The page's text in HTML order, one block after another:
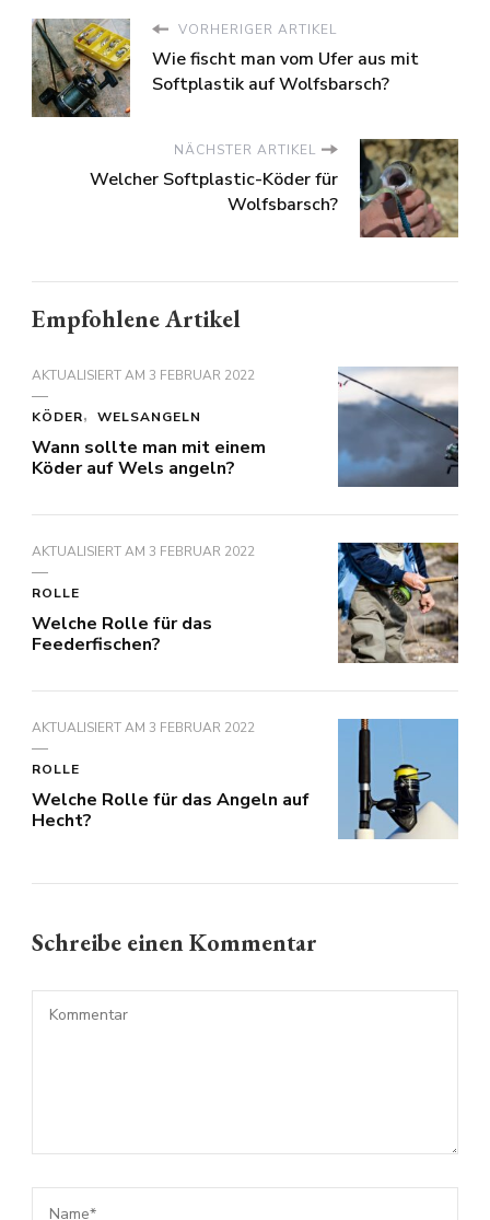
VORHERIGER ARTIKEL
Wie fischt man vom Ufer aus mit
Softplastik auf Wolfsbarsch?
NÄCHSTER ARTIKEL
Welcher Softplastic-Köder für
Wolfsbarsch?
Empfohlene Artikel
AKTUALISIERT AM 3 FEBRUAR 2022
KÖDER WELSANGELN
Wann sollte man mit einem
Köder auf Wels angeln?
AKTUALISIERT AM 3 FEBRUAR 2022
ROLLE
Welche Rolle für das
Feederfischen?
AKTUALISIERT AM 3 FEBRUAR 2022
ROLLE
Welche Rolle für das Angeln auf
Hecht?
Schreibe einen Kommentar